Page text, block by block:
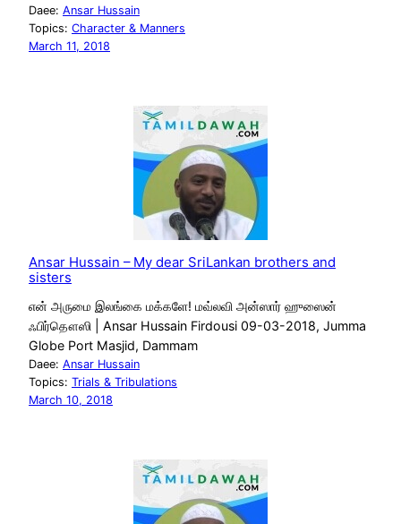
Daee: Ansar Hussain
Topics: Character & Manners
March 11, 2018
Ansar Hussain – My dear SriLankan brothers and
sisters
என் அருமை இலங்கை மக்களே! மவ்லவி அன்ஸார் ஹுஸைன்
ஃபிர்தௌஸி | Ansar Hussain Firdousi 09-03-2018, Jumma
Globe Port Masjid, Dammam
Daee: Ansar Hussain
Topics: Trials & Tribulations
March 10, 2018